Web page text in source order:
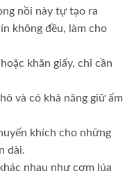
nồi này tự tạo ra
không đều, làm cho
khăn giấy, chỉ cần
và có khả năng giữ ấm
khích cho những
dài.
nhau như cơm lúa